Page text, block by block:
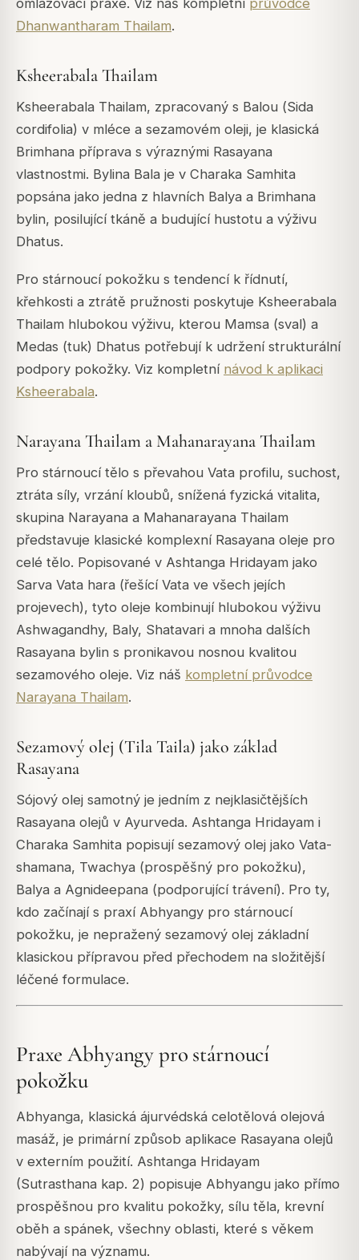
omlazovací praxe. Viz náš kompletní průvodce
Dhanwantharam Thailam.
Ksheerabala Thailam
Ksheerabala Thailam, zpracovaný s Balou (Sida
cordifolia) v mléce a sezamovém oleji, je klasická
Brimhana příprava s výraznými Rasayana
vlastnostmi. Bylina Bala je v Charaka Samhita
popsána jako jedna z hlavních Balya a Brimhana
bylin, posilující tkáně a budující hustotu a výživu
Dhatus.
Pro stárnoucí pokožku s tendencí k řídnutí,
křehkosti a ztrátě pružnosti poskytuje Ksheerabala
Thailam hlubokou výživu, kterou Mamsa (sval) a
Medas (tuk) Dhatus potřebují k udržení strukturální
podpory pokožky. Viz kompletní návod k aplikaci
Ksheerabala.
Narayana Thailam a Mahanarayana Thailam
Pro stárnoucí tělo s převahou Vata profilu, suchost,
ztráta síly, vrzání kloubů, snížená fyzická vitalita,
skupina Narayana a Mahanarayana Thailam
představuje klasické komplexní Rasayana oleje pro
celé tělo. Popisované v Ashtanga Hridayam jako
Sarva Vata hara (řešící Vata ve všech jejích
projevech), tyto oleje kombinují hlubokou výživu
Ashwagandhy, Baly, Shatavari a mnoha dalších
Rasayana bylin s pronikavou nosnou kvalitou
sezamového oleje. Viz náš kompletní průvodce
Narayana Thailam.
Sezamový olej (Tila Taila) jako základ
Rasayana
Sójový olej samotný je jedním z nejklasičtějších
Rasayana olejů v Ayurveda. Ashtanga Hridayam i
Charaka Samhita popisují sezamový olej jako Vata-
shamana, Twachya (prospěšný pro pokožku),
Balya a Agnideepana (podporující trávení). Pro ty,
kdo začínají s praxí Abhyangy pro stárnoucí
pokožku, je nepražený sezamový olej základní
klasickou přípravou před přechodem na složitější
léčené formulace.
Praxe Abhyangy pro stárnoucí
pokožku
Abhyanga, klasická ájurvédská celotělová olejová
masáž, je primární způsob aplikace Rasayana olejů
v externím použití. Ashtanga Hridayam
(Sutrasthana kap. 2) popisuje Abhyangu jako přímo
prospěšnou pro kvalitu pokožky, sílu těla, krevní
oběh a spánek, všechny oblasti, které s věkem
nabývají na významu.